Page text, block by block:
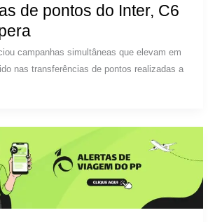
de pontos do Inter, C6
campanhas simultâneas que elevam em
nas transferências de pontos realizadas a